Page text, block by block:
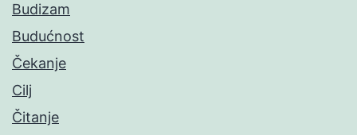
Budizam
Budućnost
Čekanje
Cilj
Čitanje